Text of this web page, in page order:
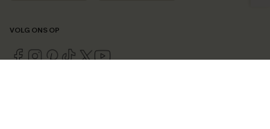
VOLG ONS OP